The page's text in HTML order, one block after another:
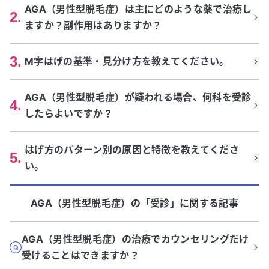
2. AGA（男性型脱毛症）は主にどのような薬で治療し
ますか？副作用はありますか？
3. M字はげの基準・見分け方を教えてください。
4. AGA（男性型脱毛症）が疑われる場合、何科を受診
したらよいですか？
5. はげ方のパターン別の原因と特徴を教えてくださ
い。
AGA（男性型脱毛症） の「受診 」に関する記事
AGA（男性型脱毛症）の治療でカウンセリングだけ
受けることはできますか？